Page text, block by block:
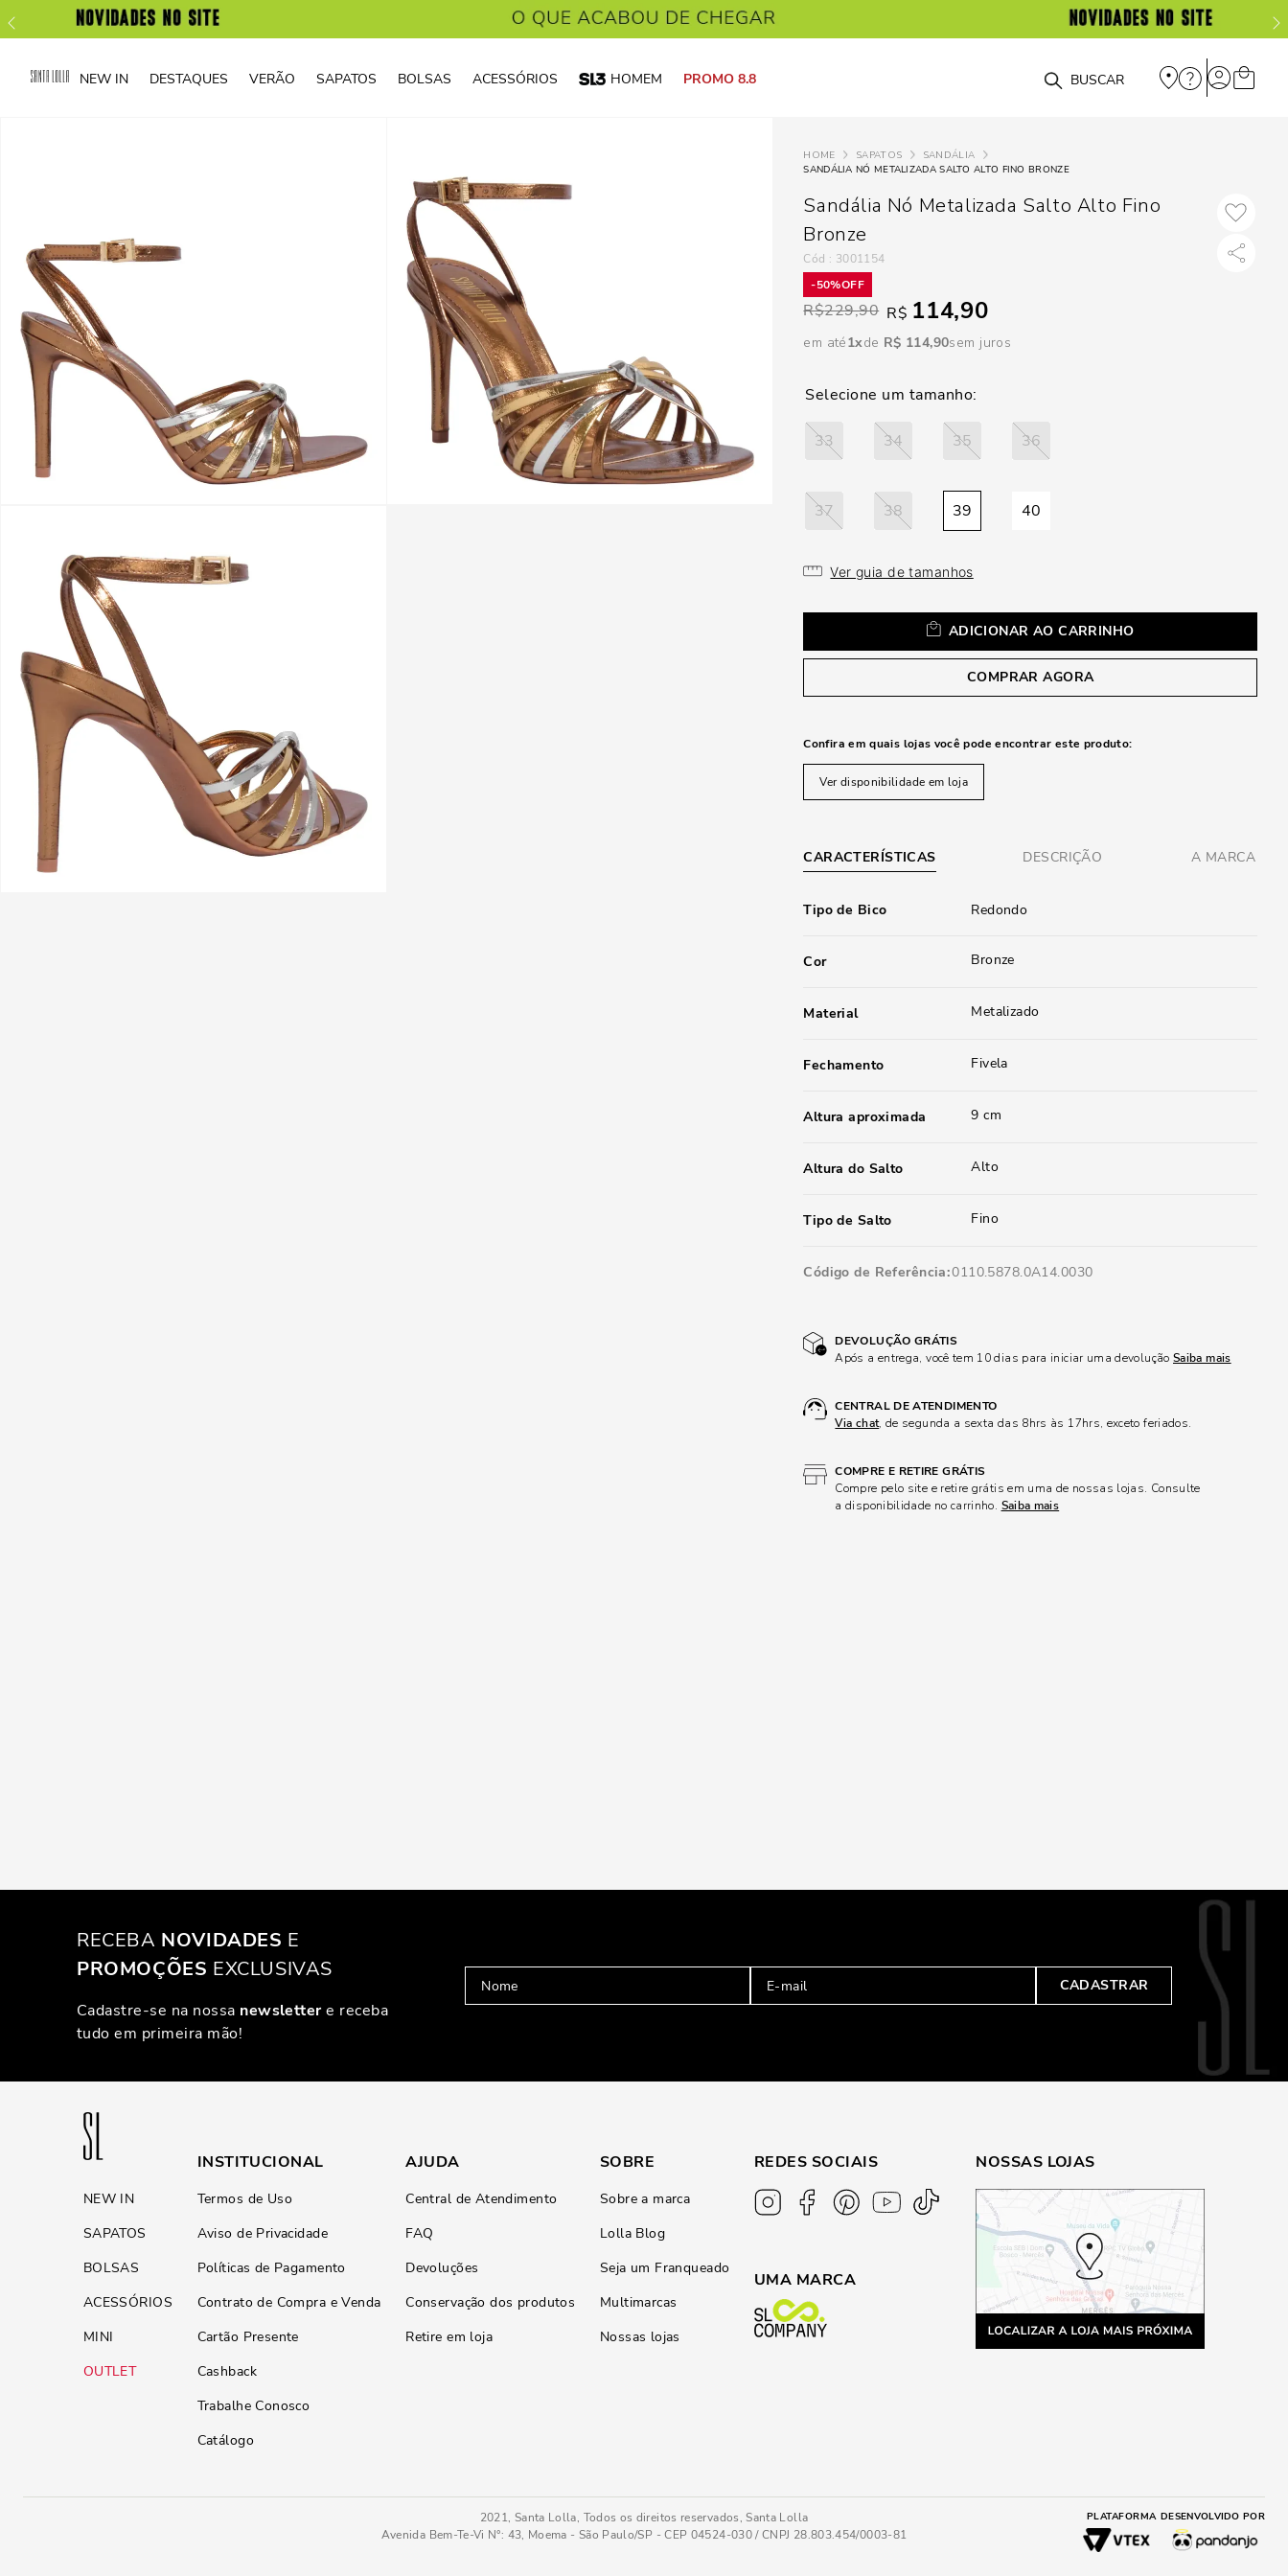
NEW IN DESTAQUES VERÃO SAPATOS BOLSAS ACESSÓRIOS HOMEM PROMO 8.8 O que você está procurando?
SAPATOS
SANDÁLIA
SANDÁLIA NÓ METALIZADA SALTO ALTO FINO BRONZE
Sandália Nó Metalizada Salto Alto Fino
Bronze
: 3001154
50%
R$229,90 R$ 114,90
em até1 R$ 114,90sem juros
33 34 35 36
37 38 39 40
Ver guia de tamanhos
ADICIONAR AO CARRINHO
COMPRAR AGORA
Confira em quais lojas você pode encontrar este produto:
Ver disponibilidade em loja
CARACTERÍSTICAS DESCRIÇÃO A MARCA
Tipo de Bico Redondo
Cor Bronze
Material Metalizado
Fechamento Fivela
Altura aproximada 9 cm
Altura do Salto Alto
Tipo de Salto Fino
Código de Referência 0110.5878.0A14.0030
DEVOLUÇÃO GRÁTIS
Após a entrega, você tem 10 dias para iniciar uma devolução Saiba mais
CENTRAL DE ATENDIMENTO
Via chat, de segunda a sexta das 8hrs às 17hrs, exceto feriados.
COMPRE E RETIRE GRÁTIS
Compre pelo site e retire grátis em uma de nossas lojas. Consulte
a disponibilidade no carrinho. Saiba mais
RECEBA NOVIDADES E
PROMOÇÕES EXCLUSIVAS
Cadastre-se na nossa newslettere receba
tudo em primeira mão!
CADASTRAR
NEW IN
SAPATOS
BOLSAS
ACESSÓRIOS
MINI
OUTLET
INSTITUCIONAL
Termos de Uso
Aviso de Privacidade
Políticas de Pagamento
Contrato de Compra e Venda
Cartão Presente
Cashback
Trabalhe Conosco
Catálogo
AJUDA
Central de Atendimento
FAQ
Devoluções
Conservação dos produtos
Retire em loja
SOBRE
Sobre a marca
Lolla Blog
Seja um Franqueado
Multimarcas
Nossas lojas
REDES SOCIAIS
UMA MARCA
NOSSAS LOJAS
2021, Santa Lolla, Todos os direitos reservados, Santa Lolla
Avenida Bem-Te-Vi N°: 43, Moema - São Paulo/SP - CEP 04524-030 / CNPJ 28.803.454/0003-81
PLATAFORMA DESENVOLVIDO POR